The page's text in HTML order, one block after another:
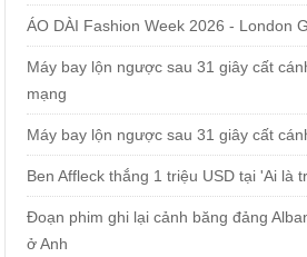
ÁO DÀI Fashion Week 2026 - London
Máy bay lộn ngược sau 31 giây cất
mạng
Máy bay lộn ngược sau 31 giây cất
Ben Affleck thắng 1 triệu USD tại 'Ai là
Đoạn phim ghi lại cảnh băng đảng
ở Anh